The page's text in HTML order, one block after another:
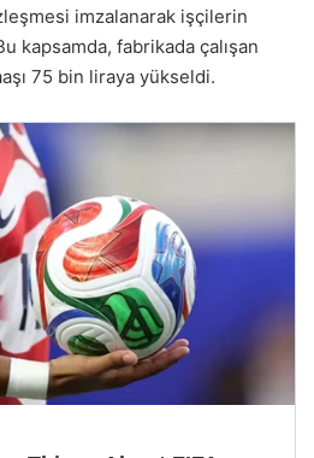
imzalanarak işçilerin
kapsamda, fabrikada çalışan
75 bin liraya yükseldi.